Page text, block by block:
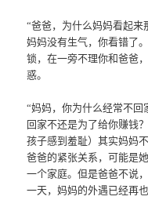
“爸爸，为什么妈妈看起来
妈妈没有生气，你看错了
锁，在一旁不理你和爸爸
惑。
“妈妈，你为什么经常不回
回家不还是为了给你赚钱
孩子感到羞耻）其实妈妈
爸爸的紧张关系，可能是
一个家庭。但是爸爸不说
一天，妈妈的外遇已经再